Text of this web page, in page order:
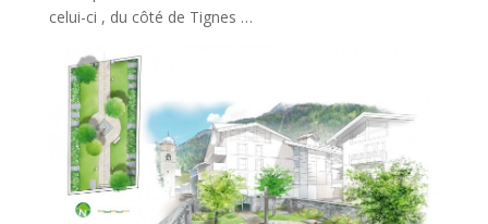
celui-ci , du côté de Tignes …